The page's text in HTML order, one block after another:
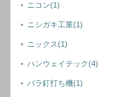
ニコン(1)
ニシガキ工業(1)
ニックス(1)
ハンウェイテック(4)
バラ釘打ち機(1)